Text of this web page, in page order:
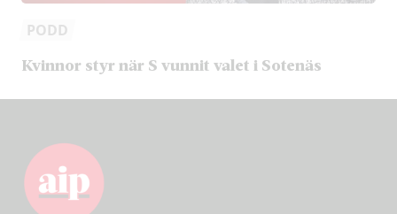
PODD
Kvinnor styr när S vunnit valet i Sotenäs